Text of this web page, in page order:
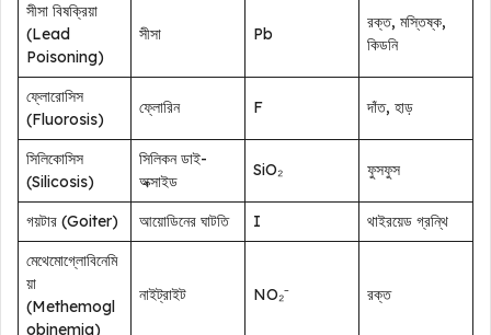
সীসা বিষক্রিয়া
(Lead
Poisoning)
সীসা Pb
রক্ত, মস্তিষ্ক,
কিডনি
ফ্লোরোসিস
(Fluorosis)
ফ্লোরিন F দাঁত, হাড়
সিলিকোসিস
(Silicosis)
সিলিকন ডাই-
অক্সাইড
SiO₂ ফুসফুস
গয়টার (Goiter) আয়োডিনের ঘাটতি I
থাইরয়েড গ্রন্থি
মেথেমোগ্লোবিনেমি
য়া
(Methemogl
obinemia)
নাইট্রাইট NO₂⁻ রক্ত